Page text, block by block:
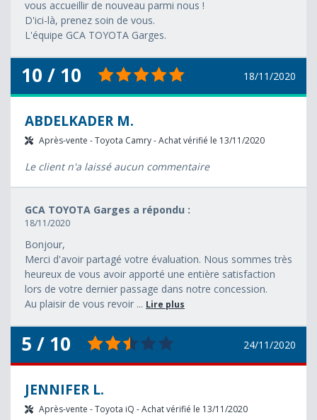
vous accueillir de nouveau parmi nous !
D'ici-là, prenez soin de vous.
L'équipe GCA TOYOTA Garges.
10 / 10 18/11/2020
ABDELKADER M.
Après-vente - Toyota Camry - Achat vérifié le 13/11/2020
Le client n'a laissé aucun commentaire
GCA TOYOTA Garges a répondu :
18/11/2020
Bonjour,
Merci d'avoir partagé votre évaluation. Nous sommes très
heureux de vous avoir apporté une entière satisfaction
lors de votre dernier passage dans notre concession.
Au plaisir de vous revoir ... Lire plus
5 / 10 24/11/2020
JENNIFER L.
Après-vente - Toyota iQ - Achat vérifié le 13/11/2020